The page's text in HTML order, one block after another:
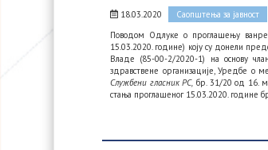
18.03.2020
Саопштења за јавност
Поводом Одлуке о проглашењу
15.03.2020. године) коју су донели
Владе (85-00-2/2020-1) на основу
здравствене организације, Уредбе о
Службени гласник РС, бр. 31/20 од 16.
стања проглашеног 15.03.2020. године